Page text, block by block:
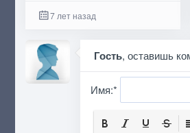
7 лет назад
Гость, оставишь
Имя:*